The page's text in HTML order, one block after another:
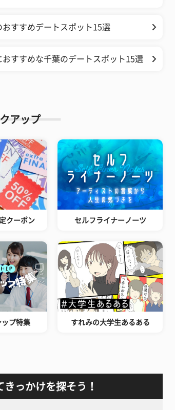
すすめデートスポット15選
すすめな千葉のデートスポット15選
アップ
クーポン セルフライナーノーツ
ップ特集 すれみの大学生あるある
っかけを探そう！